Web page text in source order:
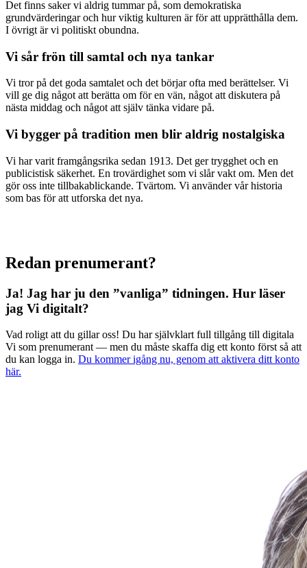
Det finns saker vi aldrig tummar på, som demokratiska
grundvärderingar och hur viktig kulturen är för att upprätthålla dem.
I övrigt är vi politiskt obundna.
Vi sår frön till samtal och nya tankar
Vi tror på det goda samtalet och det börjar ofta med berättelser. Vi
vill ge dig något att berätta om för en vän, något att diskutera på
nästa middag och något att själv tänka vidare på.
Vi bygger på tradition men blir aldrig nostalgiska
Vi har varit framgångsrika sedan 1913. Det ger trygghet och en
publicistisk säkerhet. En trovärdighet som vi slår vakt om. Men det
gör oss inte tillbakablickande. Tvärtom. Vi använder vår historia
som bas för att utforska det nya.
Redan prenumerant?
Ja! Jag har ju den ”vanliga” tidningen. Hur läser
jag Vi digitalt?
Vad roligt att du gillar oss! Du har självklart full tillgång till digitala
Vi som prenumerant — men du måste skaffa dig ett konto först så att
du kan logga in. Du kommer igång nu, genom att aktivera ditt konto
här.